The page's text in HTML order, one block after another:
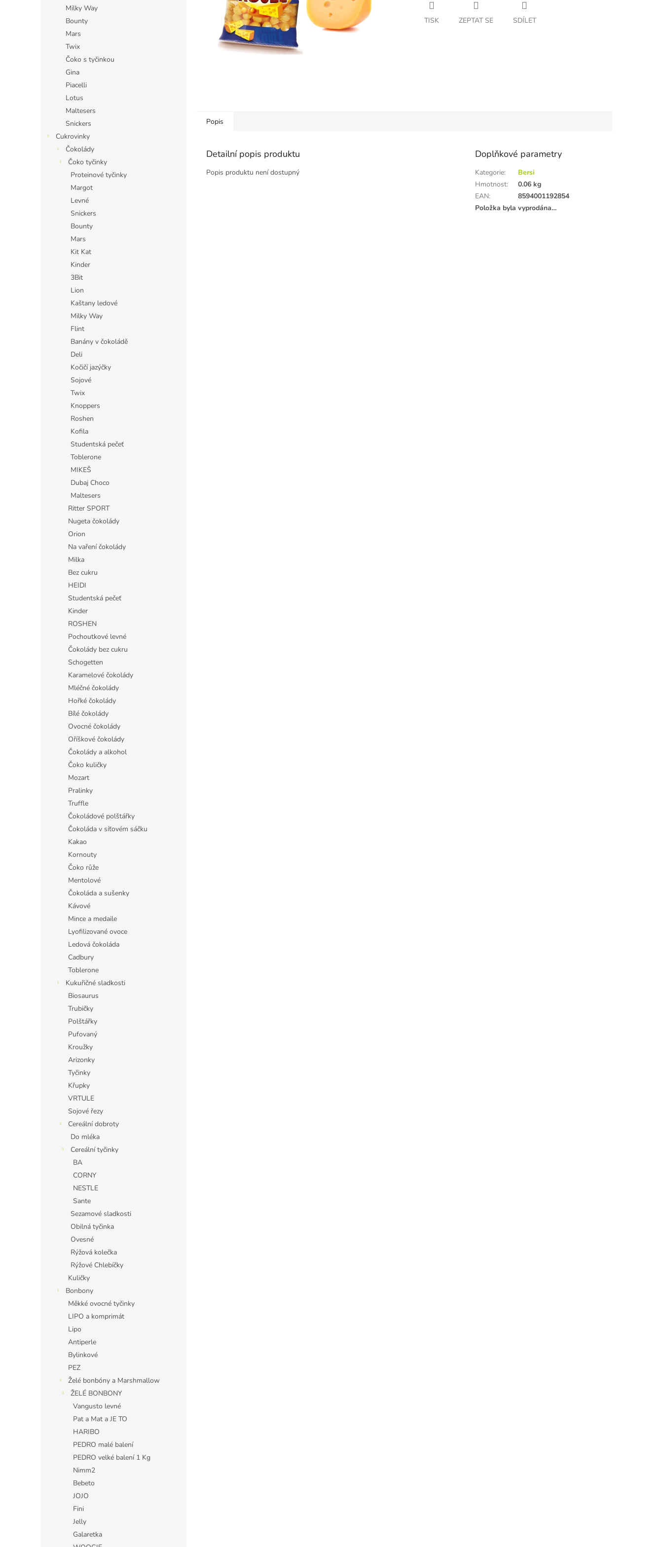
Milky Way
Bounty
Mars
Twix
Čoko s tyčinkou
Gina
Piacelli
Lotus
Maltesers
Snickers
Cukrovinky
Čokolády
Čoko tyčinky
Proteinové tyčinky
Margot
Levné
Snickers
Bounty
Mars
Kit Kat
Kinder
3Bit
Lion
Kaštany ledové
Milky Way
Flint
Banány v čokoládě
Deli
Kočičí jazýčky
Sojové
Twix
Knoppers
Roshen
Kofila
Studentská pečeť
Toblerone
MIKEŠ
Dubaj Choco
Maltesers
Ritter SPORT
Nugeta čokolády
Orion
Na vaření čokolády
Milka
Bez cukru
HEIDI
Studentská pečeť
Kinder
ROSHEN
Pochoutkové levné
Čokolády bez cukru
Schogetten
Karamelové čokolády
Mléčné čokolády
Hořké čokolády
Bílé čokolády
Ovocné čokolády
Oříškové čokolády
Čokolády a alkohol
Čoko kuličky
Mozart
Pralinky
Truffle
Čokoládové polštářky
Čokoláda v síťovém sáčku
Kakao
Kornouty
Čoko růže
Mentolové
Čokoláda a sušenky
Kávové
Mince a medaile
Lyofilizované ovoce
Ledová čokoláda
Cadbury
Toblerone
Kukuřičné sladkosti
Biosaurus
Trubičky
Polštářky
Pufovaný
Kroužky
Arizonky
Tyčinky
Křupky
VRTULE
Sojové řezy
Cereální dobroty
Do mléka
Cereální tyčinky
BA
CORNY
NESTLE
Sante
Sezamové sladkosti
Obilná tyčinka
Ovesné
Rýžová kolečka
Rýžové Chlebíčky
Kuličky
Bonbony
Měkké ovocné tyčinky
LIPO a komprimát
Lipo
Antiperle
Bylinkové
PEZ
Želé bonbóny a Marshmallow
ŽELÉ BONBONY
Vangusto levné
Pat a Mat a JE TO
HARIBO
PEDRO malé balení
PEDRO velké balení 1 Kg
Nimm2
Bebeto
JOJO
Fini
Jelly
Galaretka
TISK ZEPTAT SE SDÍLET
Popis
Detailní popis produktu
Popis produktu není dostupný
Doplňkové parametry
Kategorie:
Bersi
Hmotnost:
0.06 kg
EAN:
8594001192854
Položka byla vyprodána…